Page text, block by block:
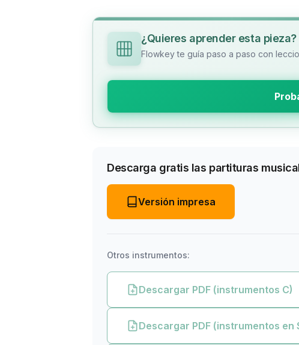
¿Quieres aprender esta pieza?
Flowkey te guía paso a paso con
Descarga gratis las partituras
Versión impresa
Otros instrumentos:
Descargar PDF (instrumentos C)
Descargar PDF (instrumentos en